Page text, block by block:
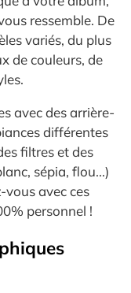
ressemble. De
variés, du plus
de couleurs, de
avec des arrière-
différentes
filtres et des
sépia, flou...)
avec ces
personnel !